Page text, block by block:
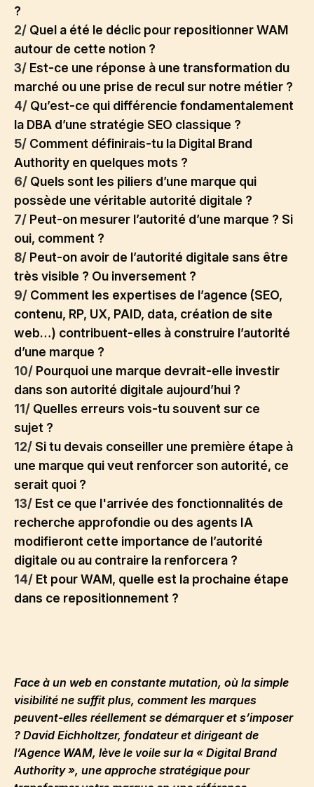
?
2/ Quel a été le déclic pour repositionner WAM
autour de cette notion ?
3/ Est-ce une réponse à une transformation du
marché ou une prise de recul sur notre métier ?
4/ Qu’est-ce qui différencie fondamentalement
la DBA d’une stratégie SEO classique ?
5/ Comment définirais-tu la Digital Brand
Authority en quelques mots ?
6/ Quels sont les piliers d’une marque qui
possède une véritable autorité digitale ?
7/ Peut-on mesurer l’autorité d’une marque ? Si
oui, comment ?
8/ Peut-on avoir de l’autorité digitale sans être
très visible ? Ou inversement ?
9/ Comment les expertises de l’agence (SEO,
contenu, RP, UX, PAID, data, création de site
web…) contribuent-elles à construire l’autorité
d’une marque ?
10/ Pourquoi une marque devrait-elle investir
dans son autorité digitale aujourd’hui ?
11/ Quelles erreurs vois-tu souvent sur ce
sujet ?
12/ Si tu devais conseiller une première étape à
une marque qui veut renforcer son autorité, ce
serait quoi ?
13/ Est ce que l'arrivée des fonctionnalités de
recherche approfondie ou des agents IA
modifieront cette importance de l’autorité
digitale ou au contraire la renforcera ?
14/ Et pour WAM, quelle est la prochaine étape
dans ce repositionnement ?
Face à un web en constante mutation, où la simple
visibilité ne suffit plus, comment les marques
peuvent-elles réellement se démarquer et s’imposer
? David Eichholtzer, fondateur et dirigeant de
l’Agence WAM, lève le voile sur la « Digital Brand
Authority », une approche stratégique pour